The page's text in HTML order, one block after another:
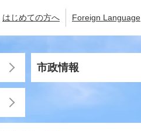
はじめての方へ Foreign Language
市政情報